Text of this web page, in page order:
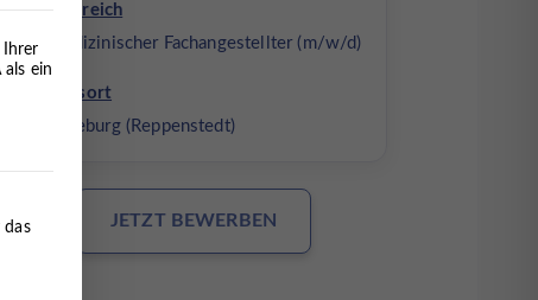
Fachbereich
Medizinischer Fachangestellter (m/w/d)
Arbeitsort
Lüneburg (Reppenstedt)
JETZT BEWERBEN
Ihrer
ein
werden kann. Die erste Service-Gruppe ist essenziell
das